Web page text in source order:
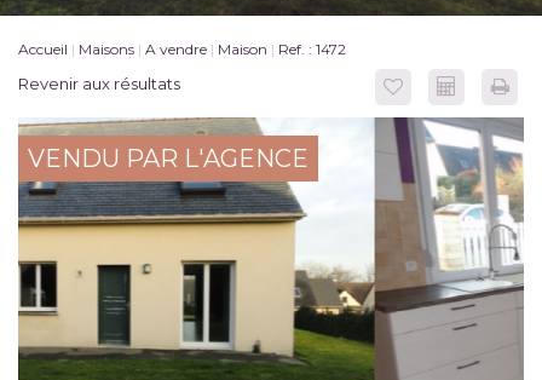
Accueil Maisons A vendre Maison Ref. : 1472
Revenir aux résultats
VENDU PAR L'AGENCE